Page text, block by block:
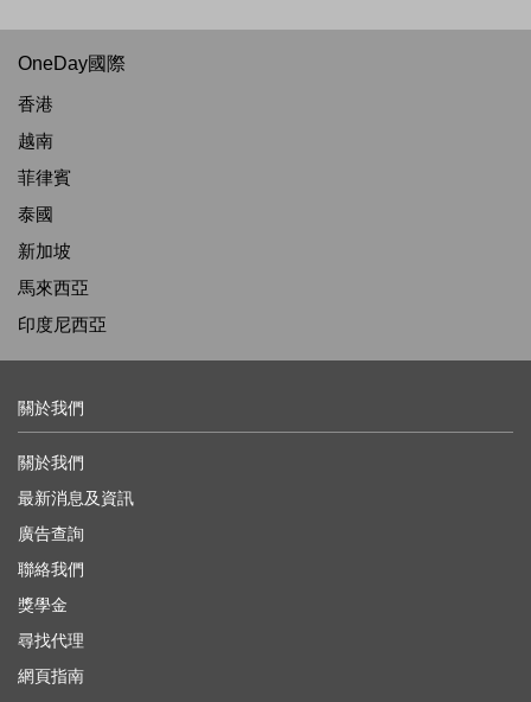
OneDay國際
香港
越南
菲律賓
泰國
新加坡
馬來西亞
印度尼西亞
關於我們
關於我們
最新消息及資訊
廣告查詢
聯絡我們
獎學金
尋找代理
網頁指南